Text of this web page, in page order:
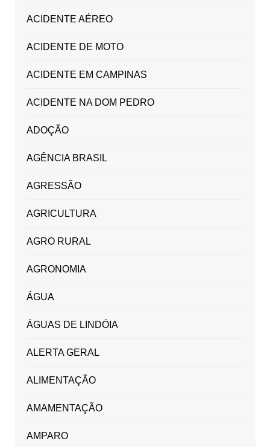
ACIDENTE AÉREO
ACIDENTE DE MOTO
ACIDENTE EM CAMPINAS
ACIDENTE NA DOM PEDRO
ADOÇÃO
AGÊNCIA BRASIL
AGRESSÃO
AGRICULTURA
AGRO RURAL
AGRONOMIA
ÁGUA
ÁGUAS DE LINDÓIA
ALERTA GERAL
ALIMENTAÇÃO
AMAMENTAÇÃO
AMPARO